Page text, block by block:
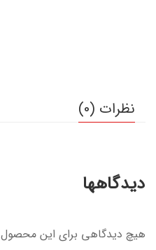
نظرات (0)
دیدگاهها
هیچ دیدگاهی برای این